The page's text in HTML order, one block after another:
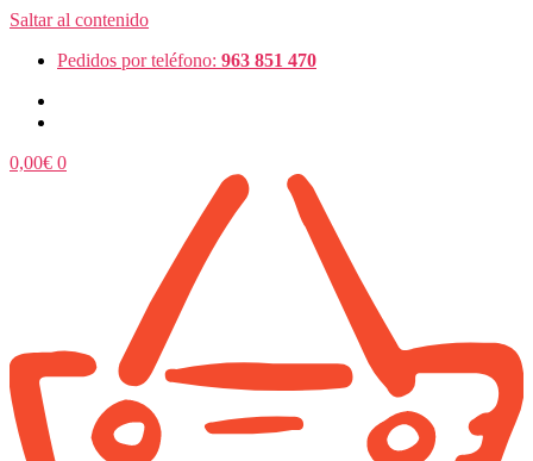
Saltar al contenido
Pedidos por teléfono: 963 851 470
0,00€ 0